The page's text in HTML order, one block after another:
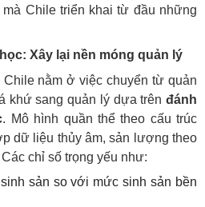
Chile triển khai từ đầu những
Xây lại nền móng quản lý
nằm ở việc chuyển từ quản
khứ sang quản lý dựa trên đánh
. Mô hình quần thể theo cấu trúc
dữ liệu thủy âm, sản lượng theo
chỉ số trọng yếu như:
sản so với mức sinh sản bền